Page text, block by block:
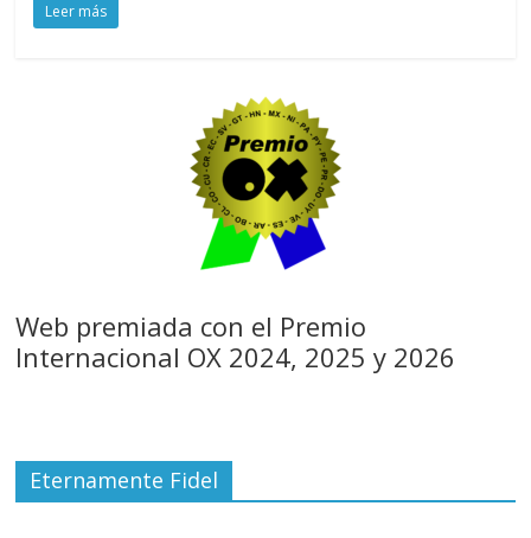
Leer más
Web premiada con el Premio
Internacional OX 2024, 2025 y 2026
Eternamente Fidel